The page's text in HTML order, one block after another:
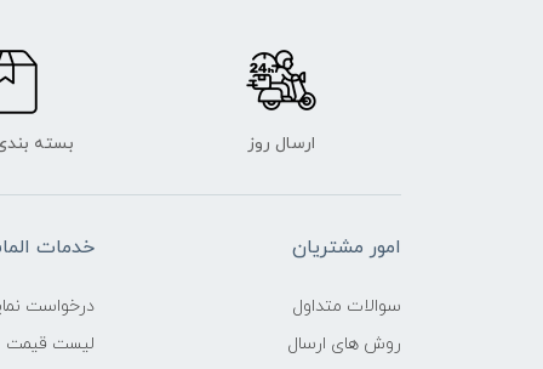
ارسال روز بسته
امور مشتریان
سوالات متداول
روش های ارسال
خدمات
درخواست
لیست قیمت